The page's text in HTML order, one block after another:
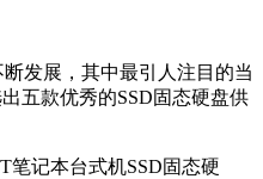
发展，其中最引人注目的当
五款优秀的SSD固态硬盘供
笔记本台式机SSD固态硬